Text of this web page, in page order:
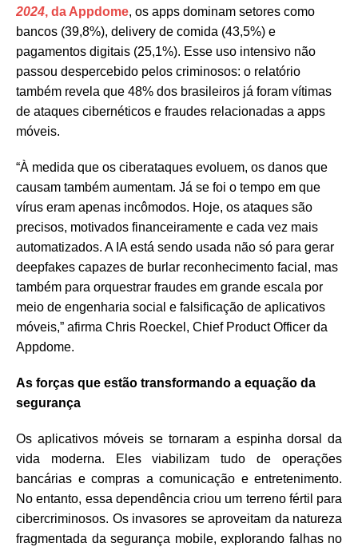
2024, da Appdome, os apps dominam setores como
bancos (39,8%), delivery de comida (43,5%) e
pagamentos digitais (25,1%). Esse uso intensivo não
passou despercebido pelos criminosos: o relatório
também revela que 48% dos brasileiros já foram vítimas
de ataques cibernéticos e fraudes relacionadas a apps
móveis.
“À medida que os ciberataques evoluem, os danos que
causam também aumentam. Já se foi o tempo em que
vírus eram apenas incômodos. Hoje, os ataques são
precisos, motivados financeiramente e cada vez mais
automatizados. A IA está sendo usada não só para gerar
deepfakes capazes de burlar reconhecimento facial, mas
também para orquestrar fraudes em grande escala por
meio de engenharia social e falsificação de aplicativos
móveis,” afirma Chris Roeckel, Chief Product Officer da
Appdome.
As forças que estão transformando a equação da
segurança
Os aplicativos móveis se tornaram a espinha dorsal da
vida moderna. Eles viabilizam tudo de operações
bancárias e compras a comunicação e entretenimento.
No entanto, essa dependência criou um terreno fértil para
cibercriminosos. Os invasores se aproveitam da natureza
fragmentada da segurança mobile, explorando falhas no